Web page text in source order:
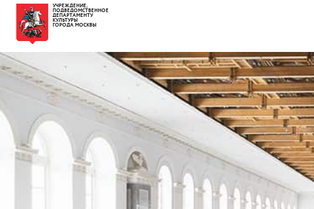
УЧРЕЖДЕНИЕ,
ПОДВЕДОМСТВЕННОЕ
ДЕПАРТАМЕНТУ
КУЛЬТУРЫ
ГОРОДА МОСКВЫ